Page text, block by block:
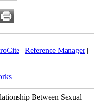
ProCite|Reference Manager
Between Sexual